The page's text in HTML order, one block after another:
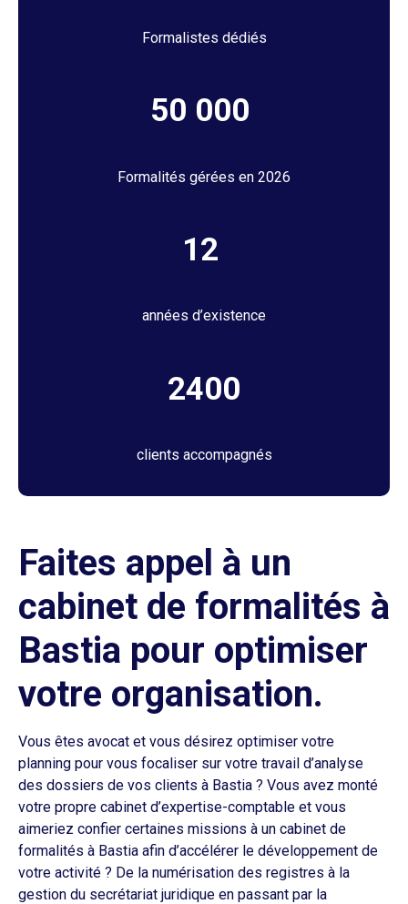
Formalistes dédiés
50 000
Formalités gérées en 2026
12
années d’existence
2400
clients accompagnés
Faites appel à un
cabinet de formalités à
Bastia pour optimiser
votre organisation.
Vous êtes avocat et vous désirez optimiser votre
planning pour vous focaliser sur votre travail d’analyse
des dossiers de vos clients à Bastia ? Vous avez monté
votre propre cabinet d’expertise-comptable et vous
aimeriez confier certaines missions à un cabinet de
formalités à Bastia afin d’accélérer le développement de
votre activité ? De la numérisation des registres à la
gestion du secrétariat juridique en passant par la